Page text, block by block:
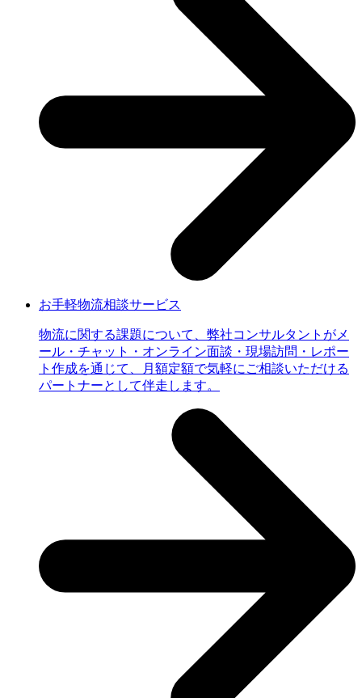
お手軽物流相談サービス
物流に関する課題について、弊社コンサルタントがメ
ール・チャット・オンライン面談・現場訪問・レポー
ト作成を通じて、月額定額で気軽にご相談いただける
パートナーとして伴走します。